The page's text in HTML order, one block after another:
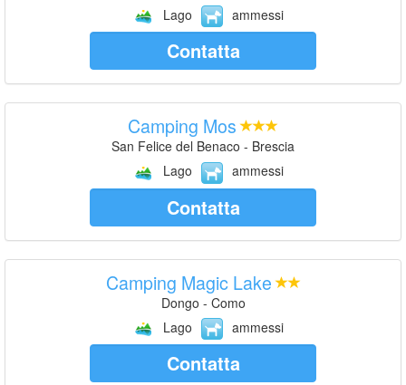
Lago
ammessi
Contatta
Camping Mos
San Felice del Benaco - Brescia
Lago
ammessi
Contatta
Camping Magic Lake
Dongo - Como
Lago
ammessi
Contatta